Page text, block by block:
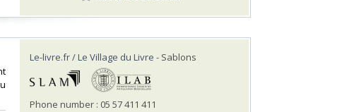
Le-livre.fr / Le Village du Livre - Sablons
Phone number : 05 57 411 411